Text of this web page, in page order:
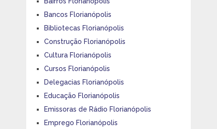
Bancos Florianópolis
Bibliotecas Florianópolis
Construção Florianópolis
Cultura Florianópolis
Cursos Florianópolis
Delegacias Florianópolis
Educação Florianópolis
Emissoras de Rádio Florianópolis
Emprego Florianópolis